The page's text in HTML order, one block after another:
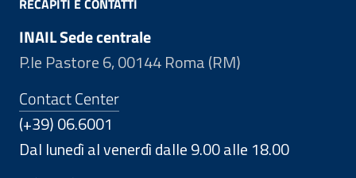
RECAPITI E CONTATTI
INAIL Sede centrale
P.le Pastore 6, 00144 Roma (RM)
Contact Center
(+39) 06.6001
Dal lunedì al venerdì dalle 9.00 alle 18.00